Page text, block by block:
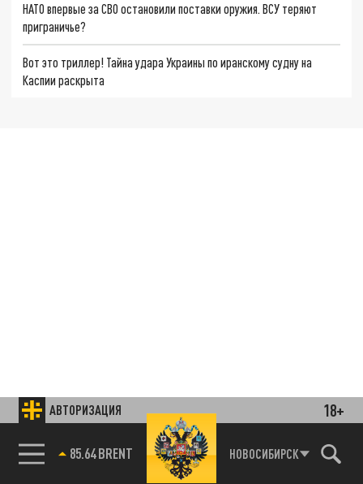
АВТОРИЗАЦИЯ 18+
85.64 BRENT НОВОСИБИРСК
НАТО впервые за СВО остановили поставки оружия. ВСУ теряют
приграничье?
Вот это триллер! Тайна удара Украины по иранскому судну на
Каспии раскрыта